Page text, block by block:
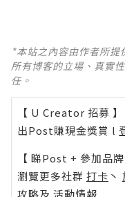
*本站之內容由作者所
所有博客的立場、真實
任。
【 U Creator 招募 】
出Post賺現金獎賞 l
【 睇Post + 參加品牌
瀏覽更多社群 打卡 丶
攻略及 活動情報